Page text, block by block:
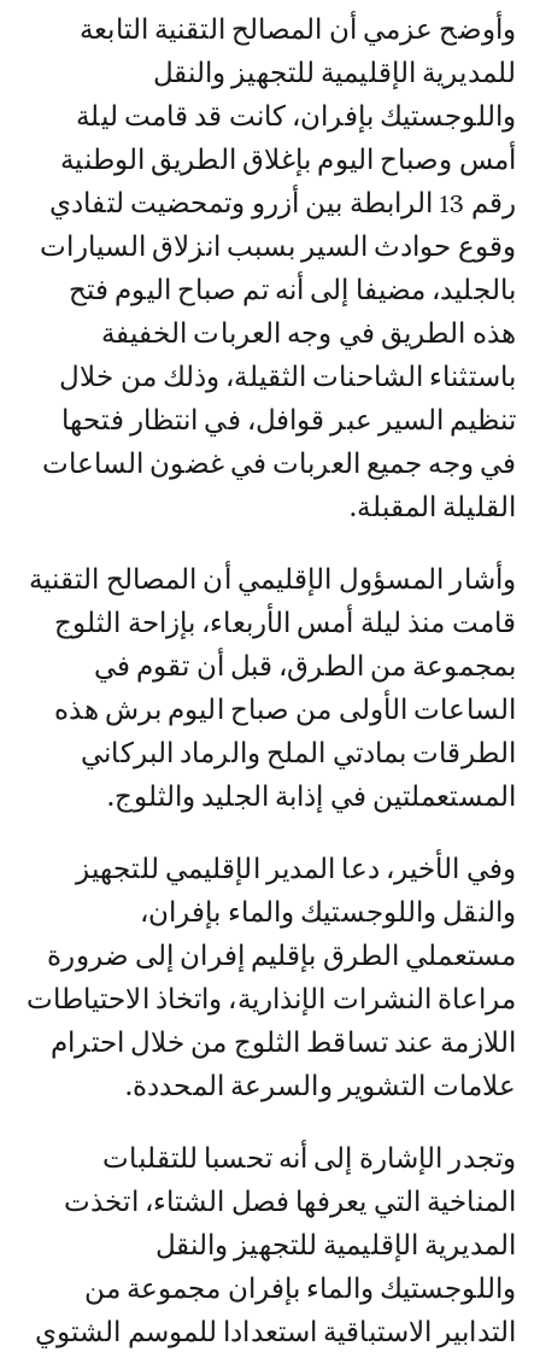
وأوضح عزمي أن المصالح التقنية التابعة
للمديرية الإقليمية للتجهيز والنقل
واللوجستيك بإفران، كانت قد قامت ليلة
أمس وصباح اليوم بإغلاق الطريق الوطنية
رقم 13 الرابطة بين أزرو وتمحضيت لتفادي
وقوع حوادث السير بسبب انزلاق السيارات
بالجليد، مضيفا إلى أنه تم صباح اليوم فتح
هذه الطريق في وجه العربات الخفيفة
باستثناء الشاحنات الثقيلة، وذلك من خلال
تنظيم السير عبر قوافل، في انتظار فتحها
في وجه جميع العربات في غضون الساعات
القليلة المقبلة.
وأشار المسؤول الإقليمي أن المصالح التقنية
قامت منذ ليلة أمس الأربعاء، بإزاحة الثلوج
بمجموعة من الطرق، قبل أن تقوم في
الساعات الأولى من صباح اليوم برش هذه
الطرقات بمادتي الملح والرماد البركاني
المستعملتين في إذابة الجليد والثلوج.
وفي الأخير، دعا المدير الإقليمي للتجهيز
والنقل واللوجستيك والماء بإفران،
مستعملي الطرق بإقليم إفران إلى ضرورة
مراعاة النشرات الإنذارية، واتخاذ الاحتياطات
اللازمة عند تساقط الثلوج من خلال احترام
علامات التشوير والسرعة المحددة.
وتجدر الإشارة إلى أنه تحسبا للتقلبات
المناخية التي يعرفها فصل الشتاء، اتخذت
المديرية الإقليمية للتجهيز والنقل
واللوجستيك والماء بإفران مجموعة من
التدابير الاستباقية استعدادا للموسم الشتوي